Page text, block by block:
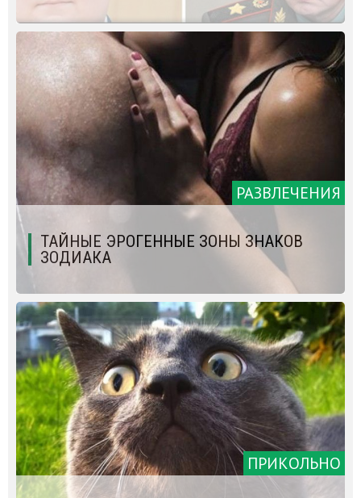
РАЗВЛЕЧЕНИЯ
ТАЙНЫЕ ЭРОГЕННЫЕ ЗОНЫ ЗНАКОВ
ЗОДИАКА
ПРИКОЛЬНО